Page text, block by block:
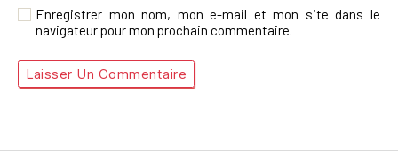
Enregistrer mon nom, mon e-mail et mon site dans le
navigateur pour mon prochain commentaire.